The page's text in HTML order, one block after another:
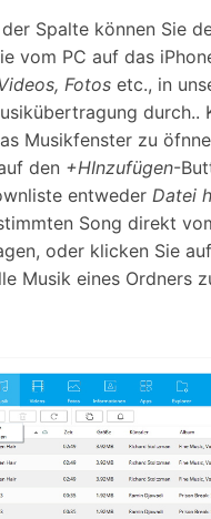
Spalte können Sie
vom PC auf das
Fotos etc., in
durch..
Musikfenster zu
den +HInzufügen-
entweder Datei
Song direkt
oder klicken Sie auf
Musik eines Ordners